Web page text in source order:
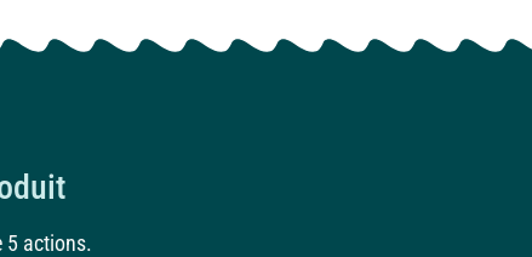
5 actions.